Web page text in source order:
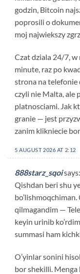
godzin, Bitcoin
poprosili o
moj najwiekszy
Czat dziala 24/7,
minute, raz po
strona na telefonie
czyli nie Malta, ale
platnosciami. Jak
granie — jest
zanim klikniecie
5 AUGUST 2026 AT 2:12
888starz_sqoisays:
Qishdan beri shu
qilmagandim —
keyin urinib
summasi ham
O’yinlar sonini
bor shekilli. Menga